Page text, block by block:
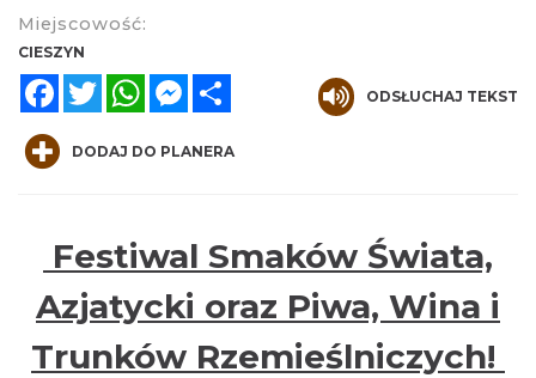
2026-08-21
Miejscowość:
CIESZYN
FacebookTwitterWhatsAppMessenger
ODSŁUCHAJ TEKST
DODAJ DO PLANERA
Festiwal Smaków Świata,
Azjatycki oraz Piwa, Wina i
Trunków Rzemieślniczych!